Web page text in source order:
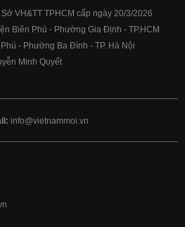
VH&TT TPHCM cấp ngày 20/3/2026
Biên Phủ - Phường Gia Định - TP.HCM
- Phường Ba Đình - TP. Hà Nội
Minh Quyết
info@vietnammoi.vn